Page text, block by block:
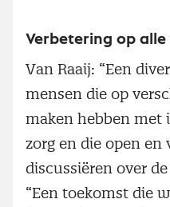
Verbetering op alle
Van Raaij: “Een
mensen die op
maken hebben met
zorg en die open en
discussiëren over
“Een toekomst die